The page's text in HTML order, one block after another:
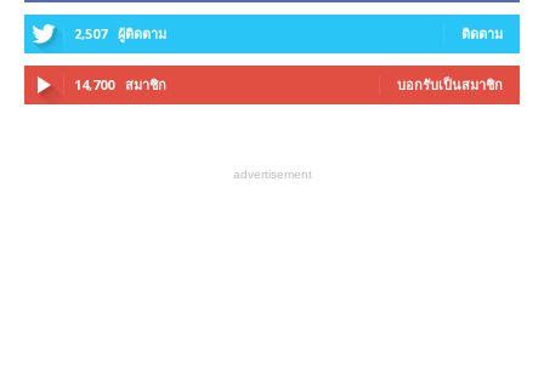
2,507 ผู้ติดตาม ติดตาม
14,700 สมาชิก บอกรับเป็นสมาชิก
advertisement